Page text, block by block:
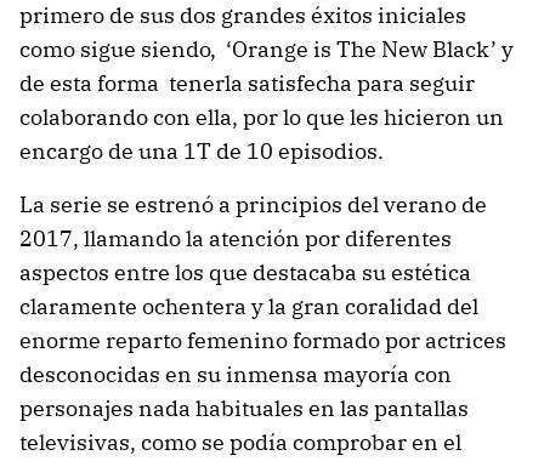
primero de sus dos grandes éxitos iniciales
como sigue siendo, ‘Orange is The New Black’ y
de esta forma tenerla satisfecha para seguir
colaborando con ella, por lo que les hicieron un
encargo de una 1T de 10 episodios.
La serie se estrenó a principios del verano de
2017, llamando la atención por diferentes
aspectos entre los que destacaba su estética
claramente ochentera y la gran coralidad del
enorme reparto femenino formado por actrices
desconocidas en su inmensa mayoría con
personajes nada habituales en las pantallas
televisivas, como se podía comprobar en el